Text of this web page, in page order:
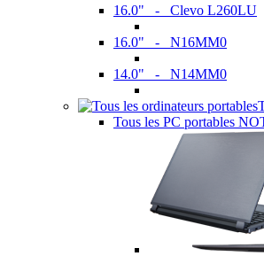
16.0" - Clevo L260LU
16.0" - N16MM0
14.0" - N14MM0
Tous les PC portables